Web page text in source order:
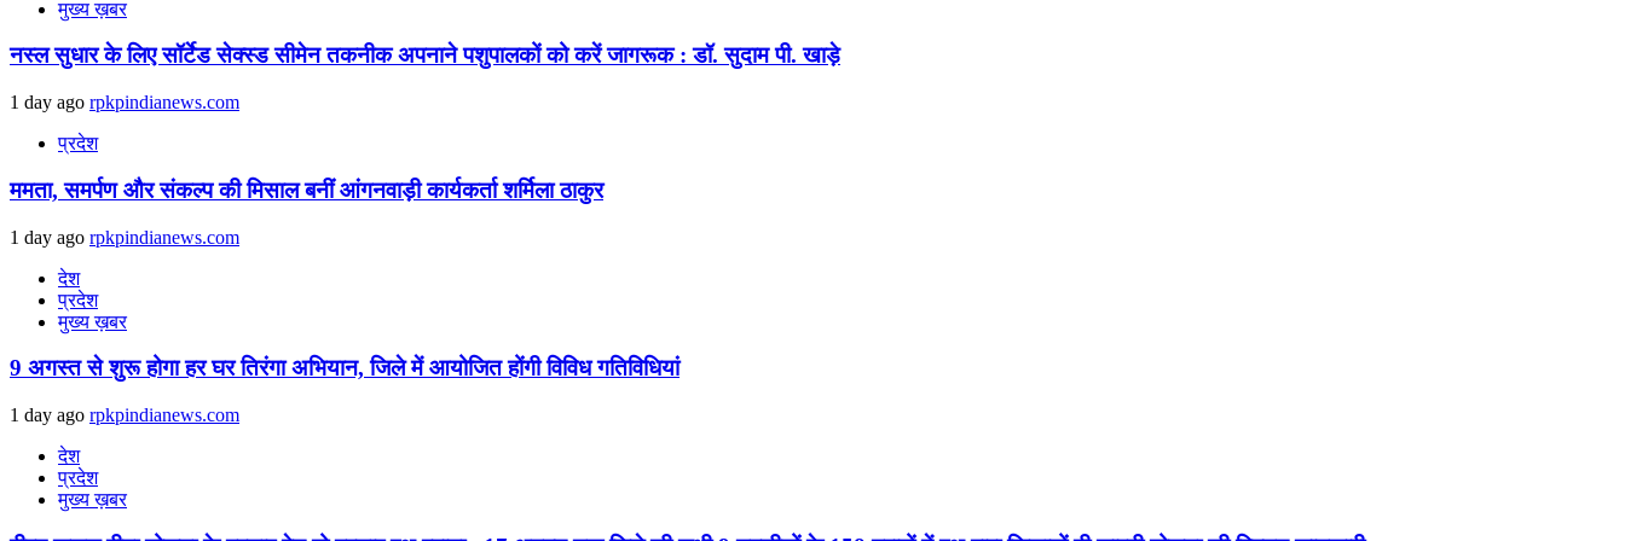
मुख्य ख़बर
नस्ल सुधार के लिए सॉर्टेड सेक्स्ड सीमेन तकनीक अपनाने पशुपालकों को करें जागरूक : डॉ. सुदाम पी. खाड़े
1 day ago rpkpindianews.com
प्रदेश
ममता, समर्पण और संकल्प की मिसाल बनीं आंगनवाड़ी कार्यकर्ता शर्मिला ठाकुर
1 day ago rpkpindianews.com
देश
प्रदेश
मुख्य ख़बर
9 अगस्‍त से शुरू होगा हर घर तिरंगा अभियान, जिले में आयोजित होंगी विविध गतिविधियां
1 day ago rpkpindianews.com
देश
प्रदेश
मुख्य ख़बर